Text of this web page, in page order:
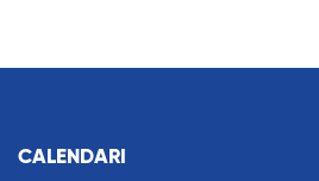
CALENDARI